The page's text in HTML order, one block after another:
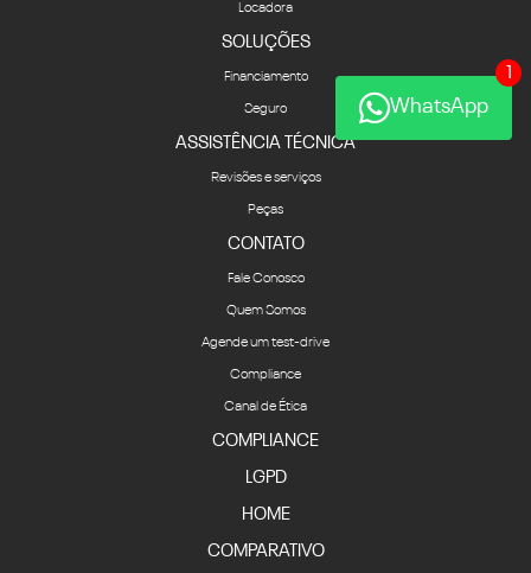
Locadora
SOLUÇÕES
Financiamento
Seguro
ASSISTÊNCIA TÉCNICA
Revisões e serviços
Peças
CONTATO
Fale Conosco
Quem Somos
Agende um test-drive
Compliance
Canal de Ética
COMPLIANCE
LGPD
HOME
COMPARATIVO
WhatsApp